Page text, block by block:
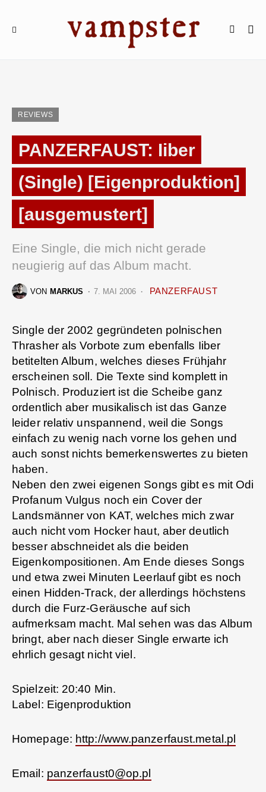
REVIEWS
PANZERFAUST: Iiber
(Single) [Eigenproduktion]
[ausgemustert]
Eine Single, die mich nicht gerade
neugierig auf das Album macht.
VON MARKUS 7. MAI 2006 PANZERFAUST
Single der 2002 gegründeten polnischen
Thrasher als Vorbote zum ebenfalls Iiber
betitelten Album, welches dieses Frühjahr
erscheinen soll. Die Texte sind komplett in
Polnisch. Produziert ist die Scheibe ganz
ordentlich aber musikalisch ist das Ganze
leider relativ unspannend, weil die Songs
einfach zu wenig nach vorne los gehen und
auch sonst nichts bemerkenswertes zu bieten
haben.
Neben den zwei eigenen Songs gibt es mit Odi
Profanum Vulgus noch ein Cover der
Landsmänner von KAT, welches mich zwar
auch nicht vom Hocker haut, aber deutlich
besser abschneidet als die beiden
Eigenkompositionen. Am Ende dieses Songs
und etwa zwei Minuten Leerlauf gibt es noch
einen Hidden-Track, der allerdings höchstens
durch die Furz-Geräusche auf sich
aufmerksam macht. Mal sehen was das Album
bringt, aber nach dieser Single erwarte ich
ehrlich gesagt nicht viel.
Spielzeit: 20:40 Min.
Label: Eigenproduktion
Homepage: http://www.panzerfaust.metal.pl
Email: panzerfaust0@op.pl